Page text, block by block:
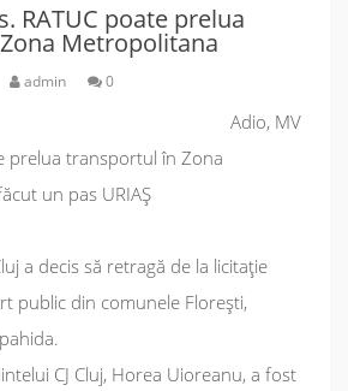
RATUC poate prelua
Metropolitana
admin 0
Adio, MV
prelua transportul în Zona
un pas URIAȘ
a decis să retragă de la licitație
public din comunele Florești,
CJ Cluj, Horea Uioreanu, a fost